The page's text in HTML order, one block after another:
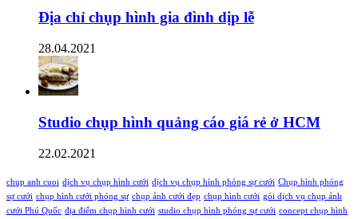
Địa chỉ chụp hình gia đình dịp lễ
28.04.2021
Studio chụp hình quảng cáo giá rẻ ở HCM
22.02.2021
chup anh cuoi dịch vụ chụp hình cưới dịch vụ chụp hình phóng sự cưới Chụp hình phóng
sự cưới chụp hình cưới phóng sự chụp ảnh cưới đẹp chụp hình cưới gói dịch vụ chụp ảnh
cưới Phú Quốc địa điểm chụp hình cưới studio chụp hình phóng sự cưới concept chụp hình